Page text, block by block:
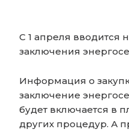
С 1 апреля вводится
заключения
Информация о
заключение
будет включается в
других процедур. А